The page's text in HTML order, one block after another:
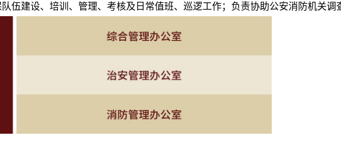
伍建设、培训、管理、考核及日常值班、巡逻工作；负责协助公安消防机关调